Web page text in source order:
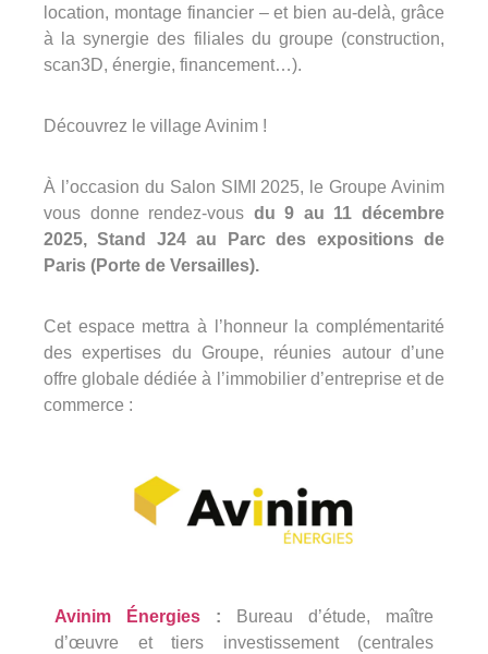
03 29 22 30 00
Lundi au vendredi ( 8h00 – 17h00 )
Lundi au vendredi ( 8h00 – 17h00 )
location, montage financier – et bien au-delà, grâce
à la synergie des filiales du groupe (construction,
scan3D, énergie, financement…).
Découvrez le village Avinim !
À l’occasion du Salon SIMI 2025, le Groupe Avinim
vous donne rendez-vous du 9 au 11 décembre
2025, Stand J24 au Parc des expositions de
Paris (Porte de Versailles).
Cet espace mettra à l’honneur la complémentarité
des expertises du Groupe, réunies autour d’une
offre globale dédiée à l’immobilier d’entreprise et de
commerce :
Avinim Énergies : Bureau d’étude, maître
d’œuvre et tiers investissement (centrales